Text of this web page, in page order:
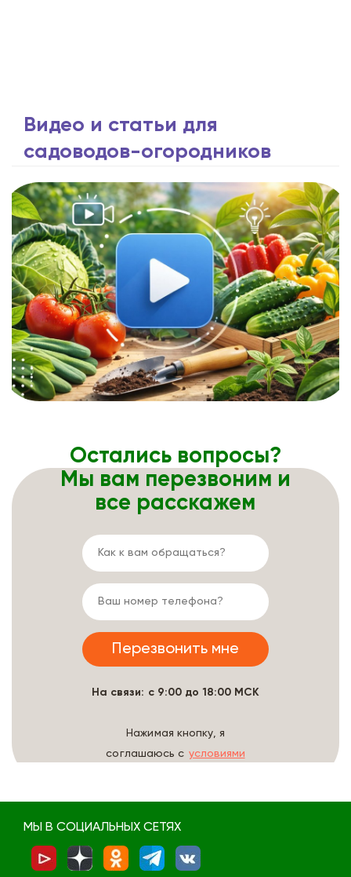
Видео и статьи для
садоводов-огородников
Остались вопросы?
Мы вам перезвоним и
все расскажем
На связи: с 9:00 до 18:00 МСК
Нажимая кнопку, я
соглашаюсь с условиями
МЫ В СОЦИАЛЬНЫХ СЕТЯХ